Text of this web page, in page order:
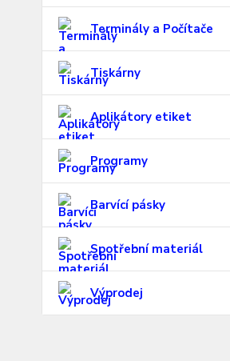
Terminály a Počítače
Tiskárny
Aplikátory etiket
Programy
Barvící pásky
Spotřební materiál
Výprodej